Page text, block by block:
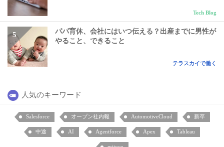
Tech Blog
パパ育休、会社にはいつ伝える？出産までに男性が
やること、できること
テラスカイで働く
人気のキーワード
Salesforce オープン社内報 AutomotiveCloud 新卒
中途 AI Agentforce Apex Tableau